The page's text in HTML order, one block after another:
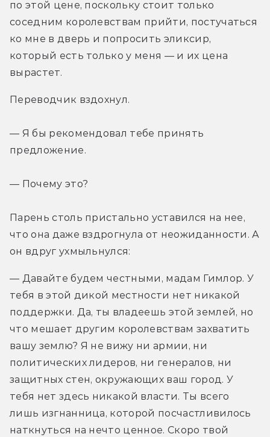
по этой цене, поскольку стоит только
соседним королевствам прийти, постучаться
ко мне в дверь и попросить эликсир,
который есть только у меня — и их цена
вырастет.
Переводчик вздохнул.
— Я бы рекомендовал тебе принять
предложение.
— Почему это?
Парень столь пристально уставился на нее,
что она даже вздрогнула от неожиданности. А
он вдруг ухмыльнулся:
— Давайте будем честными, мадам Гимлор. У
тебя в этой дикой местности нет никакой
поддержки. Да, ты владеешь этой землей, но
что мешает другим королевствам захватить
вашу землю? Я не вижу ни армии, ни
политических лидеров, ни генералов, ни
защитных стен, окружающих ваш город. У
тебя нет здесь никакой власти. Ты всего
лишь изгнанница, которой посчастливилось
наткнуться на нечто ценное. Скоро твой